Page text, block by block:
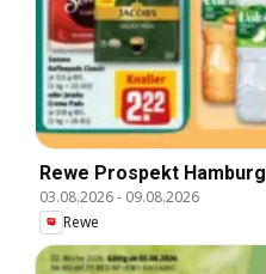
Rewe Prospekt Hamburg
03.08.2026- 09.08.2026
Rewe